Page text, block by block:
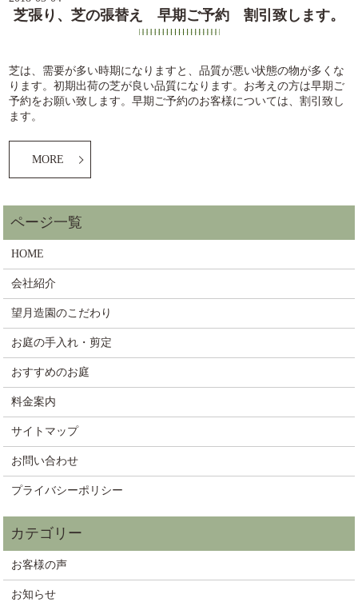
芝張り、芝の張替え 早期ご予約 割引致します。
芝は、需要が多い時期になりますと、品質が悪い状態の物が多くな
ります。初期出荷の芝が良い品質になります。お考えの方は早期ご
予約をお願い致します。早期ご予約のお客様については、割引致し
ます。
MORE
HOME
会社紹介
望月造園のこだわり
お庭の手入れ・剪定
おすすめのお庭
料金案内
サイトマップ
お問い合わせ
プライバシーポリシー
お客様の声
お知らせ